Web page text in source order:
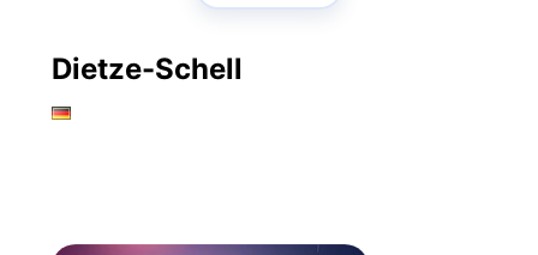
Dietze-Schell